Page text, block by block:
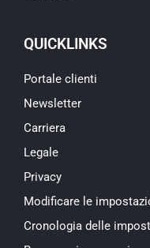
QUICKLINKS
Portale clienti
Newsletter
Carriera
Legale
Privacy
Modificare le
Cronologia delle